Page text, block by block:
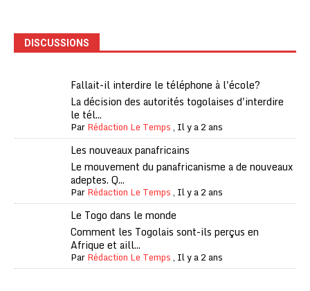
DISCUSSIONS
Fallait-il interdire le téléphone à l'école?
La décision des autorités togolaises d'interdire
le tél...
ParRédaction Le Temps, Il y a 2 ans
Les nouveaux panafricains
Le mouvement du panafricanisme a de nouveaux
adeptes. Q...
ParRédaction Le Temps, Il y a 2 ans
Le Togo dans le monde
Comment les Togolais sont-ils perçus en
Afrique et aill...
ParRédaction Le Temps, Il y a 2 ans